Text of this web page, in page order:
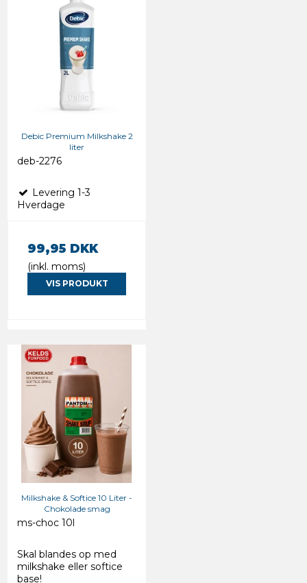
Debic Premium Milkshake 2
liter
deb-2276
Levering 1-3
Hverdage
99,95 DKK
(inkl. moms)
VIS PRODUKT
Milkshake & Softice 10 Liter -
Chokolade smag
ms-choc 10l
Skal blandes op med
milkshake eller softice
base!